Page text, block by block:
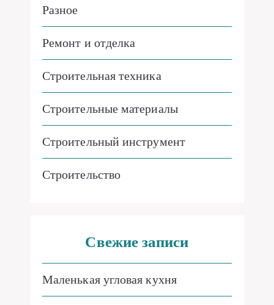
Разное
Ремонт и отделка
Строительная техника
Строительные материалы
Строительный инструмент
Строительство
Свежие записи
Маленькая угловая кухня